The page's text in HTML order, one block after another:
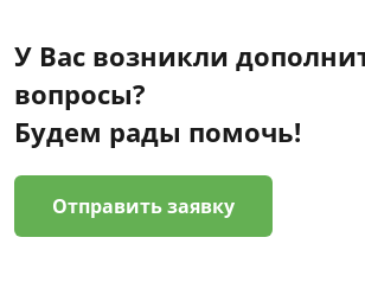
У Вас возникли
вопросы?
Будем рады помочь!
Отправить заявку